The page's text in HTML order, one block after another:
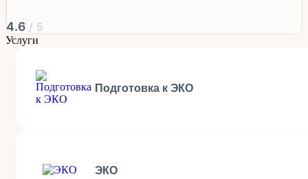
4.6 / 5
Услуги
Подготовка к ЭКО
ЭКО